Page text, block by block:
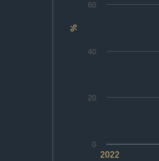
%
2022
0
20
40
60